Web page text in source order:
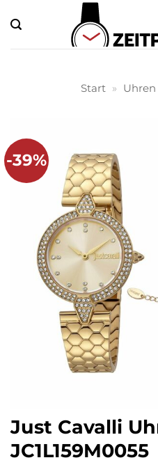
Inhalt
springen
Start » Uhren
-39%
Just Cavalli
JC1L159M0055